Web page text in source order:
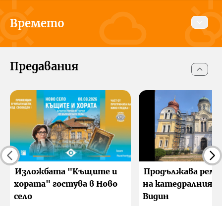
Времето
Днес Утре 8 август 2026
Видин
сега
38°C
Усеща се 37 °C
18:00
36°C
Усеща се 34 °C
00:00
23°C
Усеща се 23 °C
Предавания
Изложбата "Къщите и
хората" гостува в Ново
село
Продължава
на катедралния
Видин